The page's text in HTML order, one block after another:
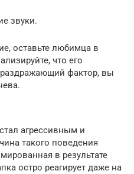
звуки.
оставьте любимца в
что его
фактор, вы
агрессивным и
такого поведения
в результате
остро реагирует даже на